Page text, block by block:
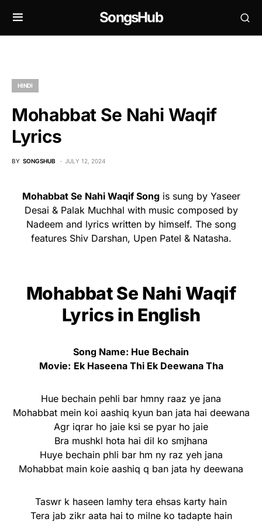
SongsHub
HINDI
Mohabbat Se Nahi Waqif
Lyrics
BY SONGSHUB JULY 12, 2024
Mohabbat Se Nahi Waqif Songis sung by Yaseer
Desai & Palak Muchhal with music composed by
Nadeem and lyrics written by himself. The song
features Shiv Darshan, Upen Patel & Natasha.
Mohabbat Se Nahi Waqif
Lyrics in English
Song Name: Hue Bechain
Movie: Ek Haseena Thi Ek Deewana Tha
Hue bechain pehli bar hmny raaz ye jana
Mohabbat mein koi aashiq kyun ban jata hai deewana
Agr iqrar ho jaie ksi se pyar ho jaie
Bra mushkl hota hai dil ko smjhana
Huye bechain phli bar hm ny raz yeh jana
Mohabbat main koie aashiq q ban jata hy deewana
Taswr k haseen lamhy tera ehsas karty hain
Tera jab zikr aata hai to milne ko tadapte hain